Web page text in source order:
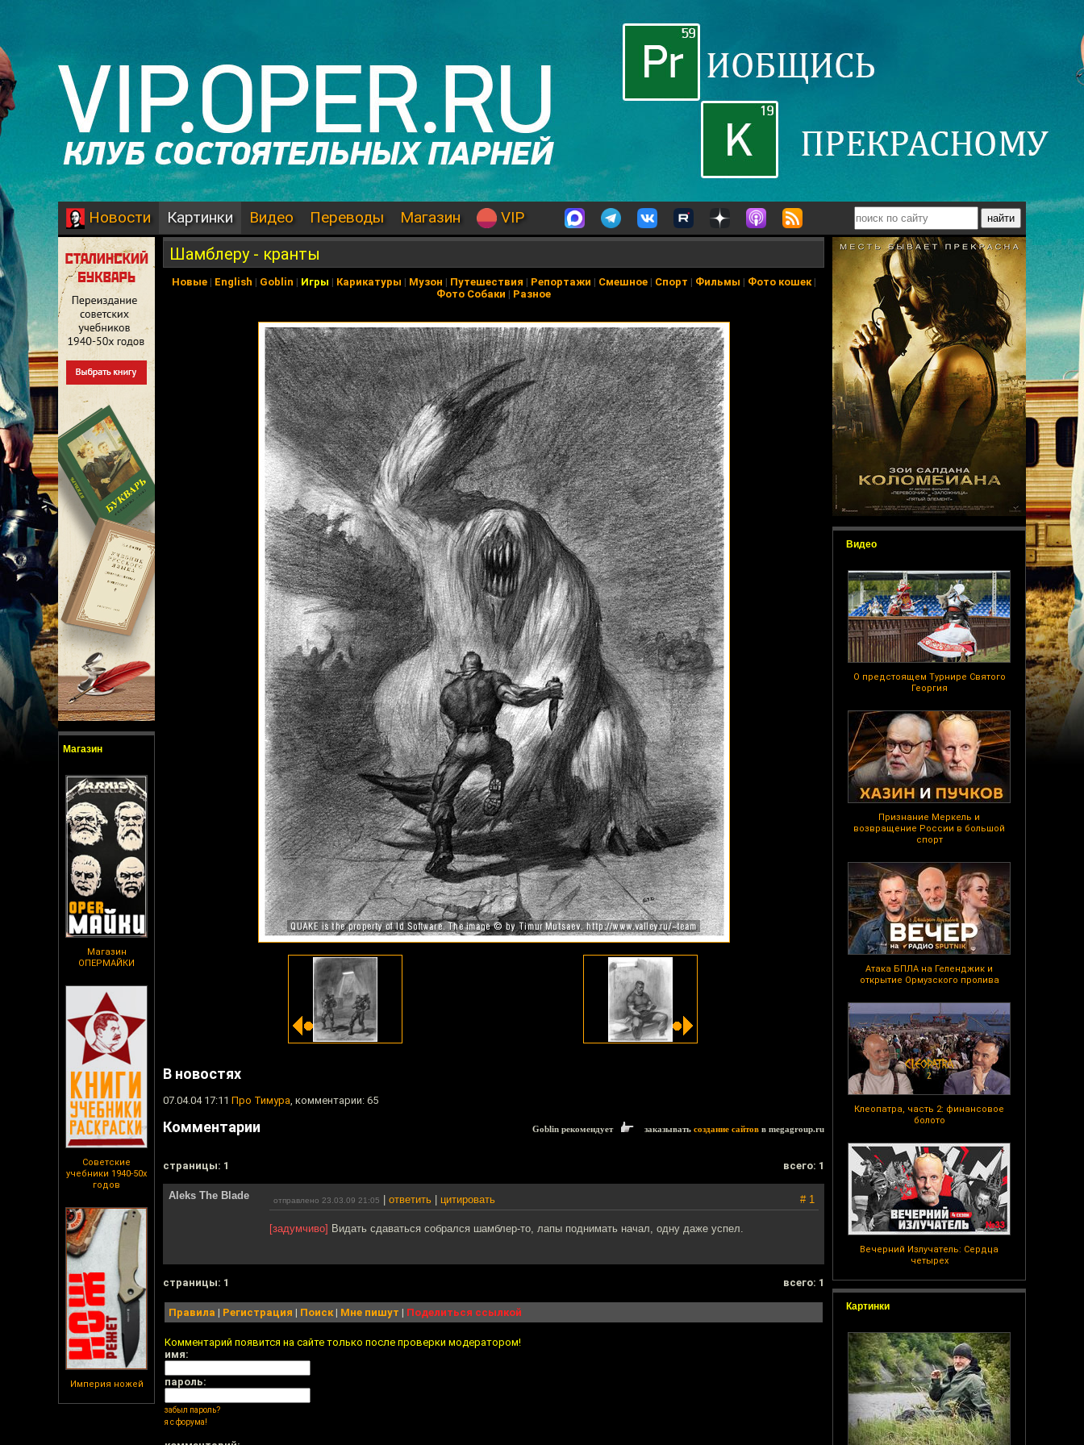
Новости Картинки Видео Переводы Магазин VIP
Магазин
Магазин
ОПЕРМАЙКИ
Советские
учебники 1940-50х
годов
Империя ножей
Видео
О предстоящем Турнире Святого
Георгия
Признание Меркель и
возвращение России в большой
спорт
Атака БПЛА на Геленджик и
открытие Ормузского пролива
Клеопатра, часть 2: финансовое
болото
Вечерний Излучатель: Сердца
четырех
Картинки
Шамблеру - кранты
Новые| English | Goblin | Игры | Карикатуры | Музон | Путешествия | Репортажи | Смешное| Спорт | Фильмы | Фото кошек|
Фото Собаки | Разное
В новостях
07.04.04 17:11 Про Тимура, комментарии: 65
Комментарии Goblin рекомендует заказывать создание сайтов в megagroup.ru
cтраницы: 1 всего: 1
Aleks The Blade отправлено 23.03.09 21:05 ответить цитировать # 1
[задумчиво] Видать сдаваться собрался шамблер-то, лапы поднимать начал, одну даже успел.
cтраницы: 1 всего: 1
Правила | Регистрация | Поиск| Мне пишут | Поделиться ссылкой
Комментарий появится на сайте только после проверки модератором!
имя:
пароль:
забыл пароль?
я с форума!